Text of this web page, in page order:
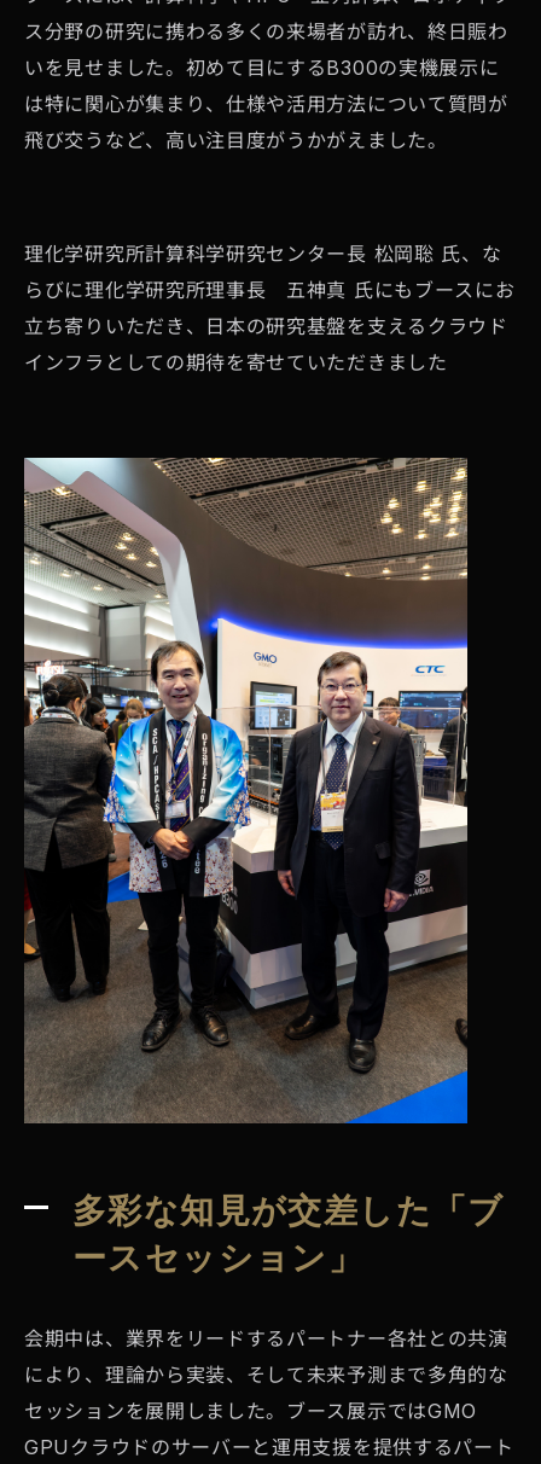
ス分野の研究に携わる多くの来場者が訪れ、終日賑わ
いを見せました。初めて目にするB300の実機展示に
は特に関心が集まり、仕様や活用方法について質問が
飛び交うなど、高い注目度がうかがえました。
理化学研究所計算科学研究センター長 松岡聡 氏、な
らびに理化学研究所理事長 五神真 氏にもブースにお
立ち寄りいただき、日本の研究基盤を支えるクラウド
インフラとしての期待を寄せていただきました
多彩な知見が交差した「ブ
ースセッション」
会期中は、業界をリードするパートナー各社との共演
により、理論から実装、そして未来予測まで多角的な
セッションを展開しました。ブース展示ではGMO
GPUクラウドのサーバーと運用支援を提供するパート